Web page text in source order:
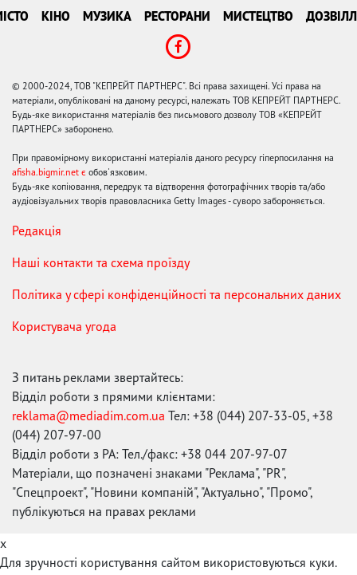
КІНО МУЗИКА РЕСТОРАНИ МИСТЕЦТВО
© 2000-2024, ТОВ "КЕПРЕЙТ ПАРТНЕРС". Всі права захищені. Усі права на
матеріали, опубліковані на даному ресурсі, належать ТОВ КЕПРЕЙТ ПАРТНЕРС.
Будь-яке використання матеріалів без письмового дозволу ТОВ «КЕПРЕЙТ
ПАРТНЕРС» заборонено.
При правомірному використанні матеріалів даного ресурсу гіперпосилання на
afisha.bigmir.net є обов'язковим.
Будь-яке копіювання, передрук та відтворення фотографічних творів та/або
аудіовізуальних творів правовласника Getty Images - суворо забороняється.
Редакція
Наші контакти та схема проїзду
Політика у сфері конфіденційності та персональних даних
Користувача угода
З питань реклами звертайтесь:
Відділ роботи з прямими клієнтами:
reklama@mediadim.com.ua Тел: +38 (044) 207-33-05, +38
(044) 207-97-00
Відділ роботи з РА: Тел./факс: +38 044 207-97-07
Матеріали, що позначені знаками "Реклама", "PR",
"Спецпроект", "Новини компаній", "Актуально", "Промо",
публікуються на правах реклами
x
Для зручності користування сайтом використовуються куки.